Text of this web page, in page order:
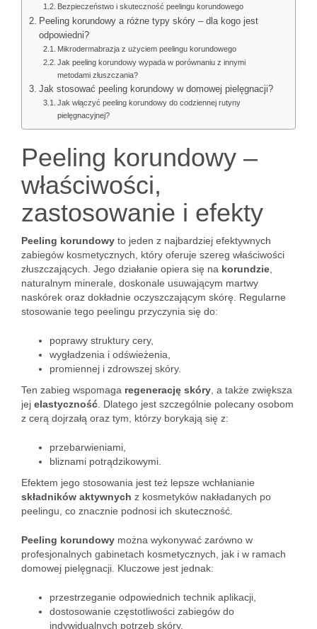
Bezpieczeństwo i skuteczność peelingu korundowego
Peeling korundowy a różne typy skóry – dla kogo jest
odpowiedni?
Mikrodermabrazja z użyciem peelingu korundowego
Jak peeling korundowy wypada w porównaniu z innymi
metodami złuszczania?
Jak stosować peeling korundowy w domowej pielęgnacji?
Jak włączyć peeling korundowy do codziennej rutyny
pielęgnacyjnej?
Peeling korundowy –
właściwości,
zastosowanie i efekty
Peeling korundowy to jeden z najbardziej efektywnych
zabiegów kosmetycznych, który oferuje szereg właściwości
złuszczających. Jego działanie opiera się na korundzie
naturalnym minerale, doskonale usuwającym martwy
naskórek oraz dokładnie oczyszczającym skórę. Regularne
stosowanie tego peelingu przyczynia się do:
poprawy struktury cery,
wygładzenia i odświeżenia,
promiennej i zdrowszej skóry.
Ten zabieg wspomaga regenerację skóry , a także zwiększa
jej elastyczność . Dlatego jest szczególnie polecany osobom
z cerą dojrzałą oraz tym, którzy borykają się z:
przebarwieniami,
bliznami potrądzikowymi.
Efektem jego stosowania jest też lepsze wchłanianie
składników aktywnych z kosmetyków nakładanych po
peelingu, co znacznie podnosi ich skuteczność.
Peeling korundowy można wykonywać zarówno w
profesjonalnych gabinetach kosmetycznych, jak i w ramach
domowej pielęgnacji. Kluczowe jest jednak:
przestrzeganie odpowiednich technik aplikacji,
dostosowanie częstotliwości zabiegów do
indywidualnych potrzeb skóry.